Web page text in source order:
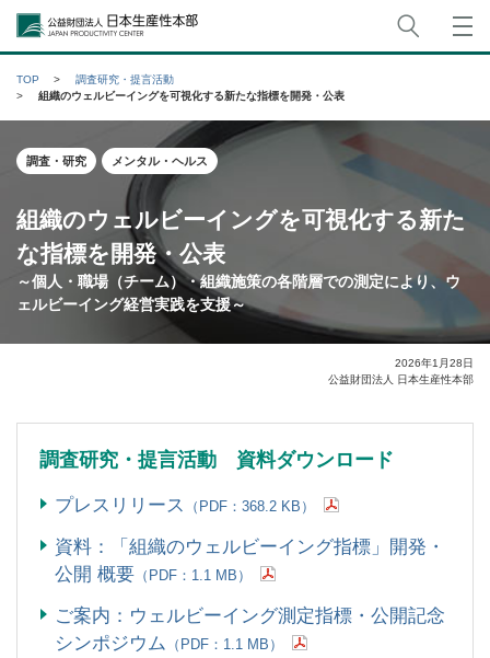
公益財団法人日本生産性本部
TOP
調査研究・提言活動
組織のウェルビーイングを可視化する新たな指標を開発・公表
調査・研究 メンタル・ヘルス
組織のウェルビーイングを可視化する新た
な指標を開発・公表
～個人・職場（チーム）・組織施策の各階層での測定により、ウ
ェルビーイング経営実践を支援～
2026年1月28日
公益財団法人 日本生産性本部
調査研究・提言活動 資料ダウンロード
プレスリリース （PDF：368.2 KB）
資料：「組織のウェルビーイング指標」開発・
公開 概要 （PDF：1.1 MB）
ご案内：ウェルビーイング測定指標・公開記念
シンポジウム （PDF：1.1 MB）